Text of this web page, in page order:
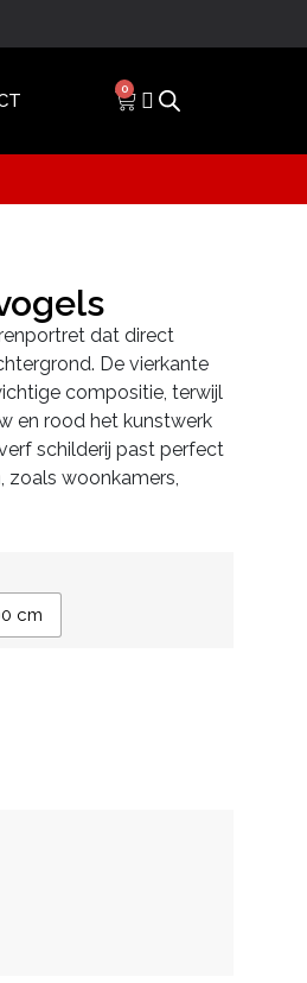
0
dat direct
De vierkante
compositie, terwijl
en rood het kunstwerk
schilderij past perfect
zoals woonkamers,
cm